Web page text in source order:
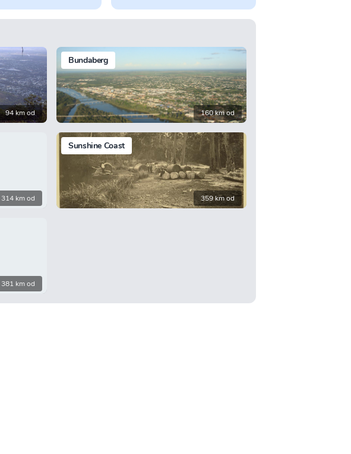
94 km od
Bundaberg
160 km od
314 km od
Sunshine Coast
359 km od
381 km od